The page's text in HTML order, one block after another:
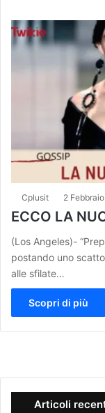
Cplusit 2
ECCO LA
(Los Angeles)-
postando uno
alle sfilate…
Scopri di più
Articoli